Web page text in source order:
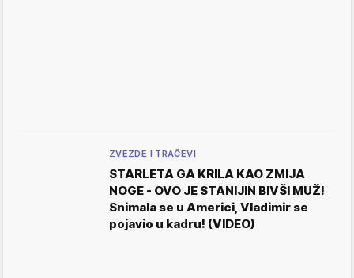
ZVEZDE I TRAČEVI
STARLETA GA KRILA KAO ZMIJA
NOGE - OVO JE STANIJIN BIVŠI MUŽ!
Snimala se u Americi, Vladimir se
pojavio u kadru! (VIDEO)